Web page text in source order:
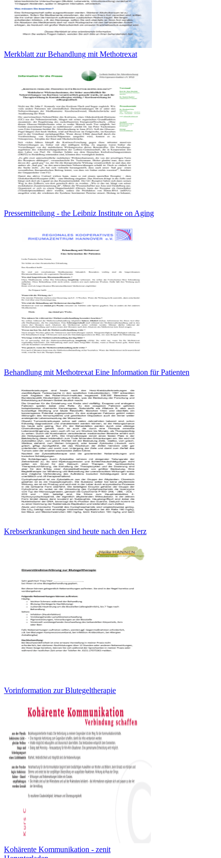
Merkblatt zur Behandlung mit Methotrexat
Pressemitteilung - the Leibniz Institute on Aging
Behandlung mit Methotrexat Eine Information für Patienten
Krebserkrankungen sind heute nach den Herz
Vorinformation zur Blutegeltherapie
Kohärente Kommunikation - zenit